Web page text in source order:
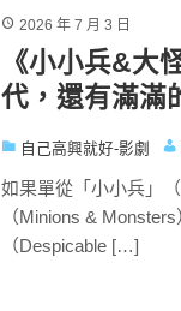
2026 年 7 月 3 日
《小小兵&大
代，還有滿滿
自己高興就好-影劇
如果單從「小小兵」
（Minions &
（Despicable […]